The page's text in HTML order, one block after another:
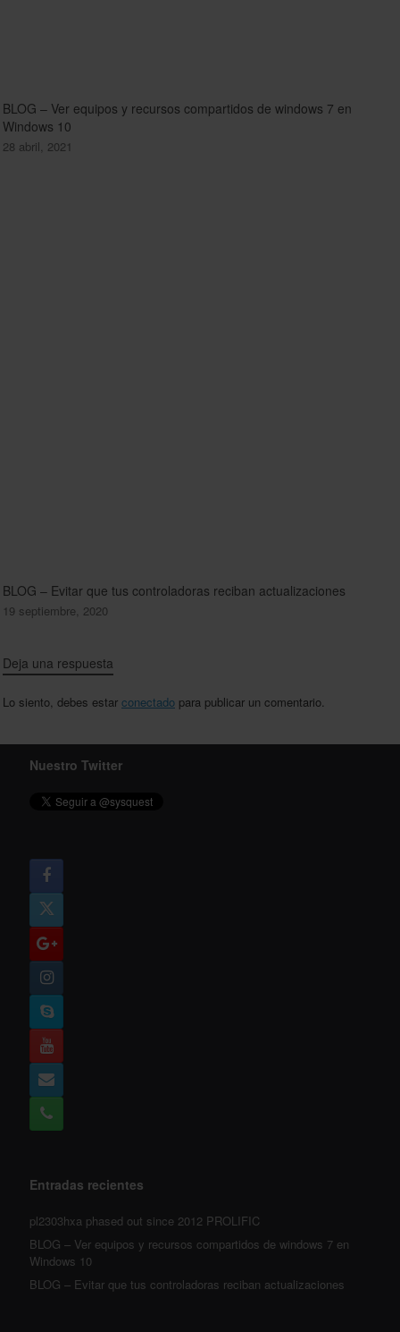
BLOG – Ver equipos y recursos compartidos de windows 7 en
Windows 10
28 abril, 2021
BLOG – Evitar que tus controladoras reciban actualizaciones
19 septiembre, 2020
Deja una respuesta
Lo siento, debes estar conectado para publicar un comentario.
Nuestro Twitter
Entradas recientes
pl2303hxa phased out since 2012 PROLIFIC
BLOG – Ver equipos y recursos compartidos de windows 7 en
Windows 10
BLOG – Evitar que tus controladoras reciban actualizaciones